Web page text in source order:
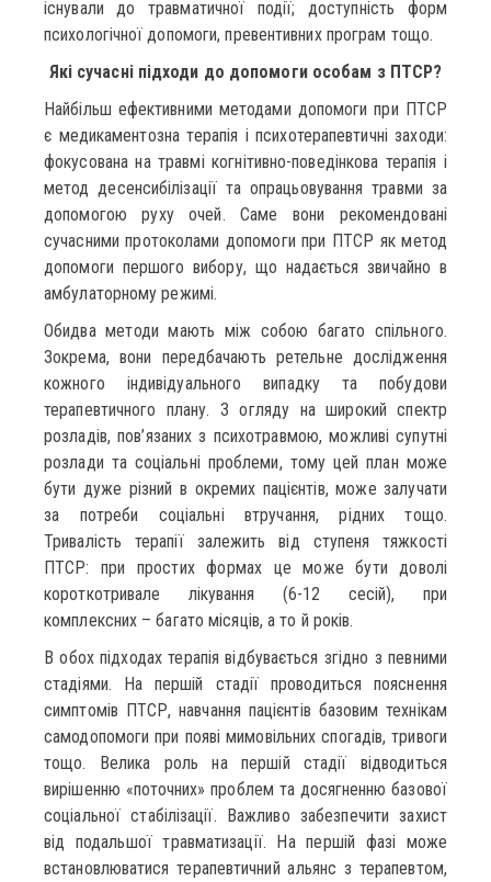
існували до травматичної події; доступність форм
психологічної допомоги, превентивних програм тощо.
Які сучасні підходи до допомоги особам з ПТСР?
Найбільш ефективними методами допомоги при ПТСР
є медикаментозна терапія і психотерапевтичні заходи:
фокусована на травмі когнітивно-поведінкова терапія і
метод десенсибілізації та опрацьовування травми за
допомогою руху очей. Саме вони рекомендовані
сучасними протоколами допомоги при ПТСР як метод
допомоги першого вибору, що надається звичайно в
амбулаторному режимі.
Обидва методи мають між собою багато спільного.
Зокрема, вони передбачають ретельне дослідження
кожного індивідуального випадку та побудови
терапевтичного плану. З огляду на широкий спектр
розладів, пов’язаних з психотравмою, можливі супутні
розлади та соціальні проблеми, тому цей план може
бути дуже різний в окремих пацієнтів, може залучати
за потреби соціальні втручання, рідних тощо.
Тривалість терапії залежить від ступеня тяжкості
ПТСР: при простих формах це може бути доволі
короткотривале лікування (6-12 сесій), при
комплексних – багато місяців, а то й років.
В обох підходах терапія відбувається згідно з певними
стадіями. На першій стадії проводиться пояснення
симптомів ПТСР, навчання пацієнтів базовим технікам
самодопомоги при появі мимовільних спогадів, тривоги
тощо. Велика роль на першій стадії відводиться
вирішенню «поточних» проблем та досягненню базової
соціальної стабілізації. Важливо забезпечити захист
від подальшої травматизації. На першій фазі може
встановлюватися терапевтичний альянс з терапевтом,